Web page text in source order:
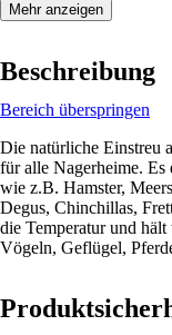
Mehr anzeigen
Beschreibung
Bereich überspringen
Die natürliche Einstreu
für alle Nagerheime. Es
wie z.B. Hamster,
Degus, Chinchillas,
die Temperatur und
Vögeln, Geflügel,